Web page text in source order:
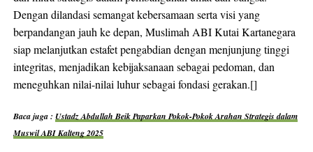
Dengan dilandasi semangat kebersamaan serta visi yang
berpandangan jauh ke depan, Muslimah ABI Kutai Kartanegara
siap melanjutkan estafet pengabdian dengan menjunjung tinggi
integritas, menjadikan kebijaksanaan sebagai pedoman, dan
meneguhkan nilai-nilai luhur sebagai fondasi gerakan.[]
Baca juga : Ustadz Abdullah Beik Paparkan Pokok-Pokok Arahan Strategis dalam
Muswil ABI Kalteng 2025